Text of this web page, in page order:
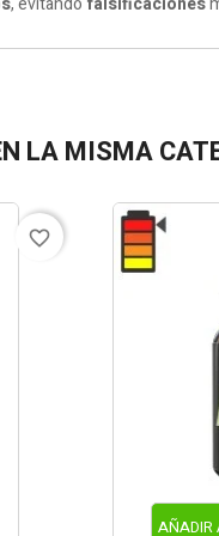
LA MISMA
favorite_border
AÑADIR